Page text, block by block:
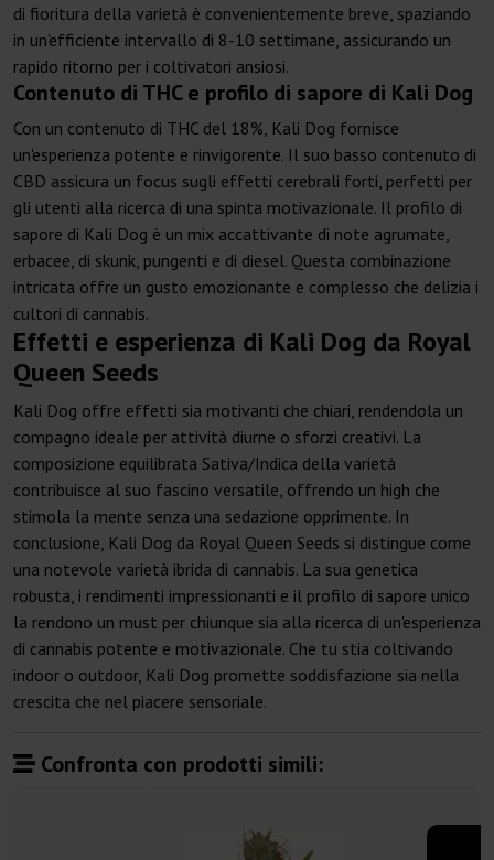
di fioritura della varietà è convenientemente breve, spaziando
in un’efficiente intervallo di 8-10 settimane, assicurando un
rapido ritorno per i coltivatori ansiosi.
Contenuto di THC e profilo di sapore di Kali Dog
Con un contenuto di THC del 18%, Kali Dog fornisce
un'esperienza potente e rinvigorente. Il suo basso contenuto di
CBD assicura un focus sugli effetti cerebrali forti, perfetti per
gli utenti alla ricerca di una spinta motivazionale. Il profilo di
sapore di Kali Dog è un mix accattivante di note agrumate,
erbacee, di skunk, pungenti e di diesel. Questa combinazione
intricata offre un gusto emozionante e complesso che delizia i
cultori di cannabis.
Effetti e esperienza di Kali Dog da Royal
Queen Seeds
Kali Dog offre effetti sia motivanti che chiari, rendendola un
compagno ideale per attività diurne o sforzi creativi. La
composizione equilibrata Sativa/Indica della varietà
contribuisce al suo fascino versatile, offrendo un high che
stimola la mente senza una sedazione opprimente. In
conclusione, Kali Dog da Royal Queen Seeds si distingue come
una notevole varietà ibrida di cannabis. La sua genetica
robusta, i rendimenti impressionanti e il profilo di sapore unico
la rendono un must per chiunque sia alla ricerca di un'esperienza
di cannabis potente e motivazionale. Che tu stia coltivando
indoor o outdoor, Kali Dog promette soddisfazione sia nella
crescita che nel piacere sensoriale.
Confronta con prodotti simili: